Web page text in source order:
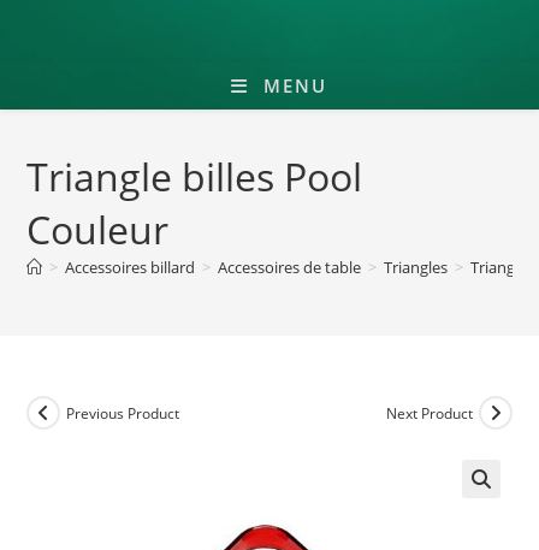
MENU
Triangle billes Pool
Couleur
> Accessoires billard > Accessoires de table > Triangles > Triangle
Previous Product Next Product